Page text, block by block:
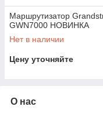
Маршрутизатор
GWN7000 НОВИНКА
Нет в наличии
Цену уточняйте
О нас